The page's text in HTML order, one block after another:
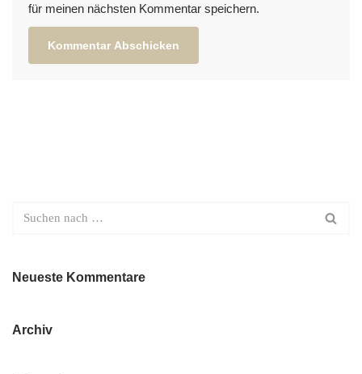
für meinen nächsten Kommentar speichern.
Neueste Kommentare
Archiv